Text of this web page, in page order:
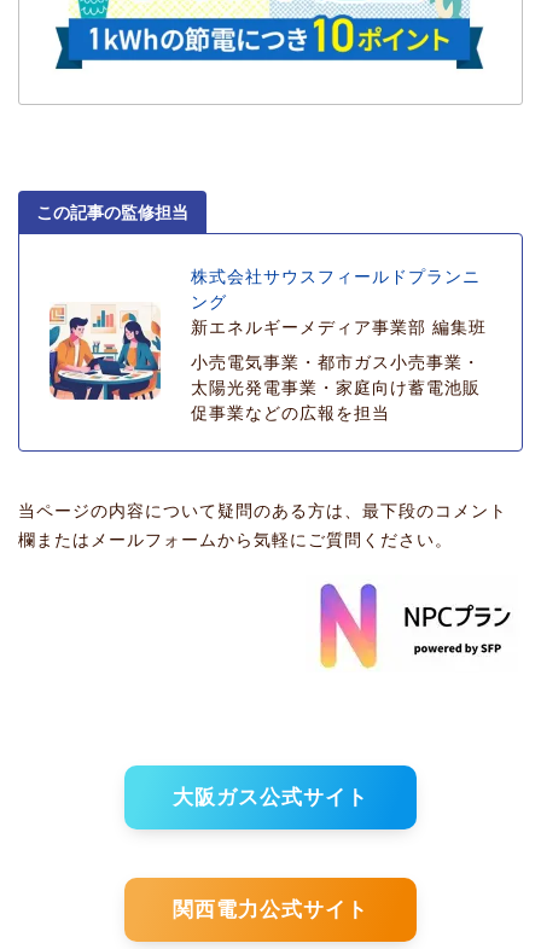
この記事の監修担当
株式会社サウスフィールドプランニ
ング
新エネルギーメディア事業部 編集班
小売電気事業・都市ガス小売事業・
太陽光発電事業・家庭向け蓄電池販
促事業などの広報を担当
当ページの内容について疑問のある方は、最下段のコメント
欄またはメールフォームから気軽にご質問ください。
大阪ガス公式サイト
関西電力公式サイト